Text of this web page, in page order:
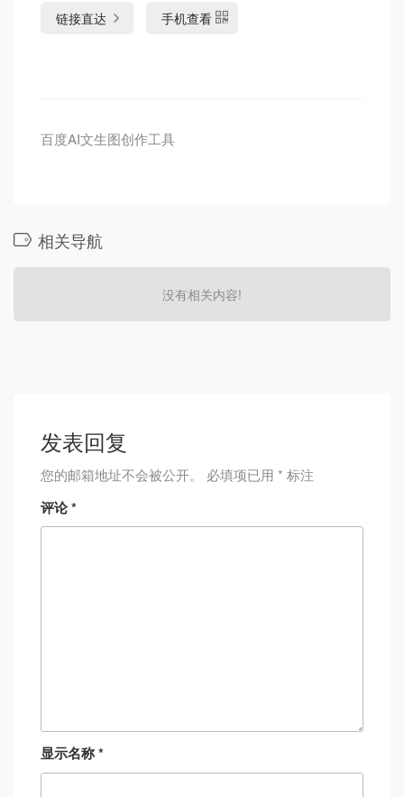
链接直达 手机查看
百度AI文生图创作工具
相关导航
没有相关内容!
发表回复
您的邮箱地址不会被公开。 必填项已用 * 标注
评论*
显示名称*